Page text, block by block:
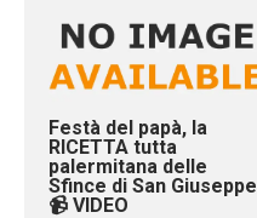
Festà del papà, la
RICETTA tutta
palermitana delle
Sfince di San Giuseppe
📹 VIDEO